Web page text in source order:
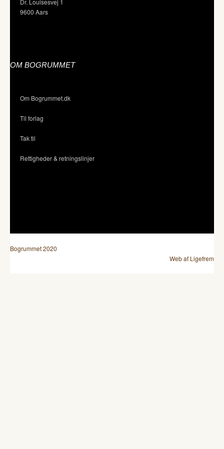
Dr. Louisesvej 1
9600 Aars
OM BOGRUMMET
Om Bogrummet.dk
Til forlag
Tak til
Rettigheder & retningslinjer
Bogrummet 2020
Web af Ligefrem